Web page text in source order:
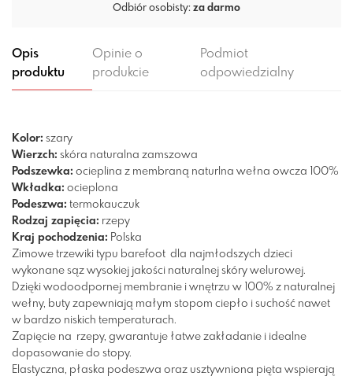
Odbiór osobisty: za darmo
Opis
produktu
Opinie o
produkcie
Podmiot
odpowiedzialny
Kolor: szary
Wierzch: skóra naturalna zamszowa
Podszewka: ocieplina z membraną naturlna wełna owcza 100%
Wkładka: ocieplona
Podeszwa: termokauczuk
Rodzaj zapięcia: rzepy
Kraj pochodzenia: Polska
Zimowe trzewiki typu barefoot dla najmłodszych dzieci
wykonane sąz wysokiej jakości naturalnej skóry welurowej.
Dzięki wodoodpornej membranie i wnętrzu w 100% z naturalnej
wełny, buty zapewniają małym stopom ciepło i suchość nawet
w bardzo niskich temperaturach.
Zapięcie na rzepy, gwarantuje łatwe zakładanie i idealne
dopasowanie do stopy.
Elastyczna, płaska podeszwa oraz usztywniona pięta wspierają